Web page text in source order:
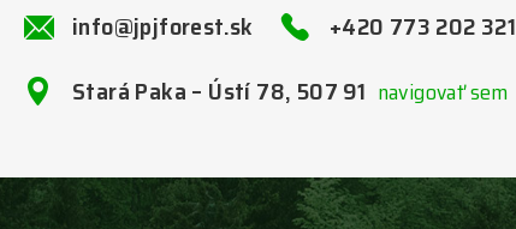
info@jpjforest.sk +420 773 202 321
Stará Paka – Ústí 78, 507 91 navigovať sem